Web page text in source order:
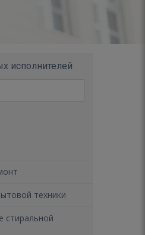
исполнителей
техники
стиральной